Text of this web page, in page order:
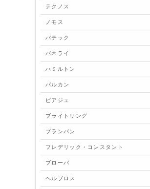
テクノス
ノモス
パテック
パネライ
ハミルトン
バルカン
ピアジェ
ブライトリング
ブランパン
フレデリック・コンスタント
ブローバ
ヘルブロス